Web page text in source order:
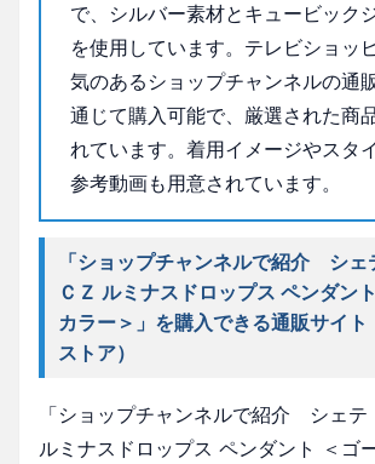
で、シルバー素材とキュービック
を使用しています。テレビショッ
気のあるショップチャンネルの通
通じて購入可能で、厳選された商
れています。着用イメージやスタ
参考動画も用意されています。
「ショップチャンネルで紹介 シェ
ＣＺ ルミナスドロップス ペンダン
カラー＞」を購入できる通販サイト
ストア）
「ショップチャンネルで紹介 シェテ
ルミナスドロップス ペンダント ＜ゴ